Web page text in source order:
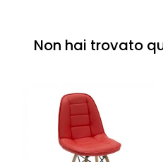
Non hai trovato